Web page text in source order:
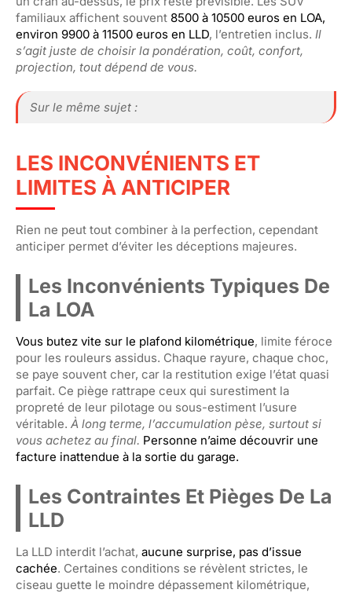
familiaux affichent souvent 8500 à 10500 euros en LOA,
environ 9900 à 11500 euros en LLD, l’entretien inclus. Il
s’agit juste de choisir la pondération, coût, confort,
projection, tout dépend de vous.
Sur le même sujet :
LES INCONVÉNIENTS ET
LIMITES À ANTICIPER
Rien ne peut tout combiner à la perfection, cependant
anticiper permet d’éviter les déceptions majeures.
Les Inconvénients Typiques De
La LOA
Vous butez vite sur le plafond kilométrique, limite féroce
pour les rouleurs assidus. Chaque rayure, chaque choc,
se paye souvent cher, car la restitution exige l’état quasi
parfait. Ce piège rattrape ceux qui surestiment la
propreté de leur pilotage ou sous-estiment l’usure
véritable. À long terme, l’accumulation pèse, surtout si
vous achetez au final. Personne n’aime découvrir une
facture inattendue à la sortie du garage.
Les Contraintes Et Pièges De La
LLD
La LLD interdit l’achat, aucune surprise, pas d’issue
cachée. Certaines conditions se révèlent strictes, le
ciseau guette le moindre dépassement kilométrique,